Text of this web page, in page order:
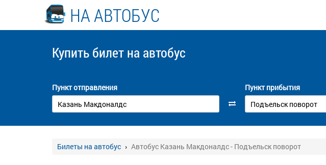
НА АВТОБУС
Купить билет на автобус
Пункт отправления Пункт прибытия
Билеты на автобус Автобус Казань Макдоналдс - Подъельск поворот